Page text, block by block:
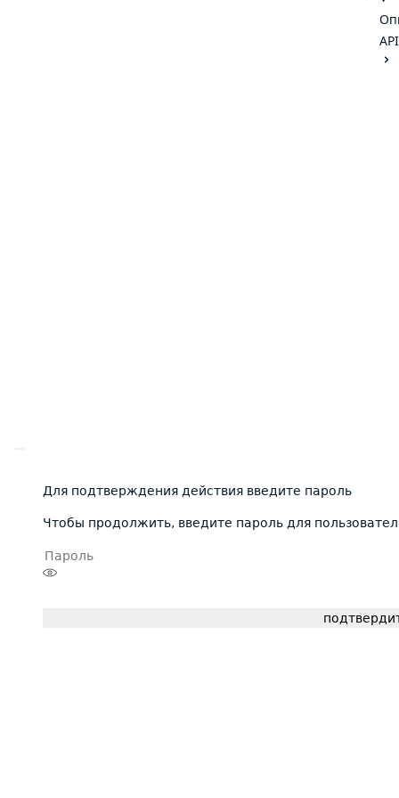
Для подтверждения действия введите пароль
Чтобы продолжить, введите пароль для
API